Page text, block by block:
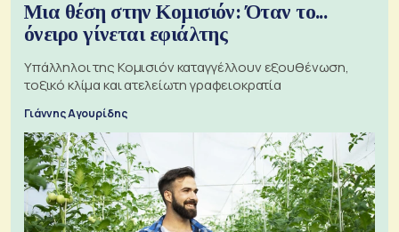
Μια θέση στην Κομισιόν: Όταν το...
όνειρο γίνεται εφιάλτης
Υπάλληλοι της Κομισιόν καταγγέλλουν εξουθένωση,
τοξικό κλίμα και ατελείωτη γραφειοκρατία
Γιάννης Αγουρίδης